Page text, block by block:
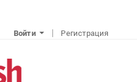
Войти Регистрация